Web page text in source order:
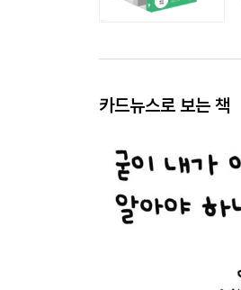
카드뉴스로 보는 책